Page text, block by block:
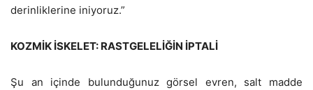
derinliklerine iniyoruz.”
KOZMİK İSKELET: RASTGELELİĞİN İPTALİ
Şu an içinde bulunduğunuz görsel evren, salt madde